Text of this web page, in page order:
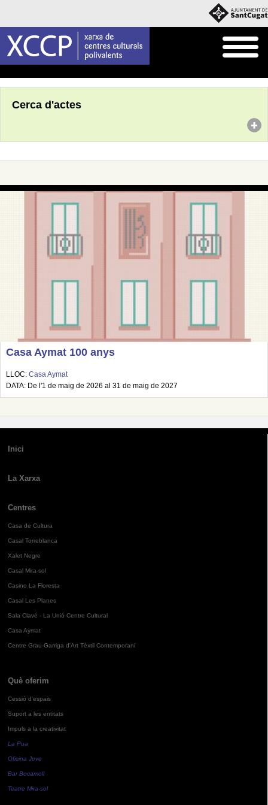
Cerca d'actes
Casa Aymat 100 anys
LLOC: Casa Aymat
DATA: De l'1 de maig de 2026 al 31 de maig de 2027
Inici
La Xarxa
Centres
Casa de Cultura
Casal Torreblanca
Xalet Negre
Casal Mira-sol
Casino La Floresta
Casal Les Planes
Sala Clavé - La Unió Centre Cultural
Casa Aymat
Centre Grau-Garriga d'Art Tèxtil Contemporani
Què oferim
Cessió d'espais
Suport a les entitats
Impuls a la creativitat
La Pua
Oficina Jove
Bar Bocamoll
Teatre Mira-sol